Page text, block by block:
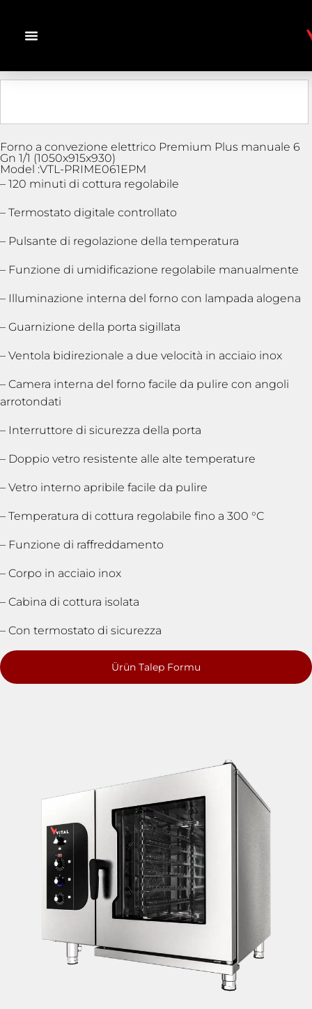
Forno a convezione elettrico Premium Plus manuale 6
Gn 1/1 (1050x915x930)
Model :VTL-PRIME061EPM
– 120 minuti di cottura regolabile
– Termostato digitale controllato
– Pulsante di regolazione della temperatura
– Funzione di umidificazione regolabile manualmente
– Illuminazione interna del forno con lampada alogena
– Guarnizione della porta sigillata
– Ventola bidirezionale a due velocità in acciaio inox
– Camera interna del forno facile da pulire con angoli
arrotondati
– Interruttore di sicurezza della porta
– Doppio vetro resistente alle alte temperature
– Vetro interno apribile facile da pulire
– Temperatura di cottura regolabile fino a 300 °C
– Funzione di raffreddamento
– Corpo in acciaio inox
– Cabina di cottura isolata
– Con termostato di sicurezza
Ürün Talep Formu